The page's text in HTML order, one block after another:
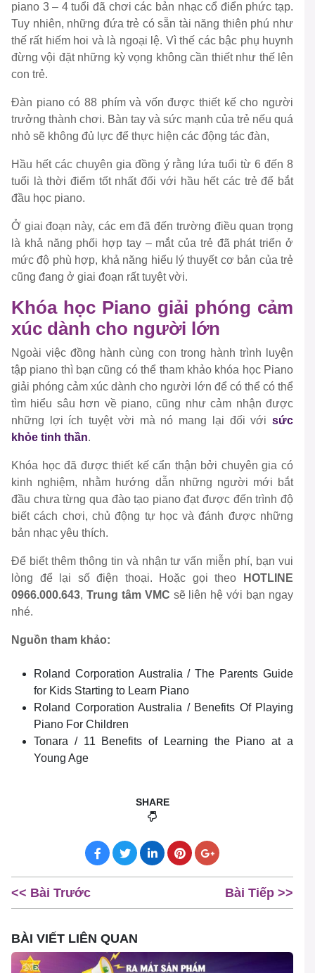
piano 3 – 4 tuổi đã chơi các bản nhạc cổ điển phức tạp.
Tuy nhiên, những đứa trẻ có sẵn tài năng thiên phú như
thế rất hiếm hoi và là ngoại lệ. Vì thế các bậc phụ huynh
đừng vội đặt những kỳ vọng không cần thiết như thế lên
con trẻ.
Đàn piano có 88 phím và vốn được thiết kế cho người
trưởng thành chơi. Bàn tay và sức mạnh của trẻ nếu quá
nhỏ sẽ không đủ lực để thực hiện các động tác đàn,
Hầu hết các chuyên gia đồng ý rằng lứa tuổi từ 6 đến 8
tuổi là thời điểm tốt nhất đối với hầu hết các trẻ để bắt
đầu học piano.
Ở giai đoạn này, các em đã đến trường điều quan trọng
là khả năng phối hợp tay – mắt của trẻ đã phát triển ở
mức độ phù hợp, khả năng hiểu lý thuyết cơ bản của trẻ
cũng đang ở giai đoạn rất tuyệt vời.
Khóa học Piano giải phóng cảm
xúc dành cho người lớn
Ngoài việc đồng hành cùng con trong hành trình luyện
tập piano thì bạn cũng có thể tham khảo khóa học Piano
giải phóng cảm xúc dành cho người lớn để có thể có thể
tìm hiểu sâu hơn về piano, cũng như cảm nhận được
những lợi ích tuyệt vời mà nó mang lại đối với sức
khỏe tinh thần.
Khóa học đã được thiết kế cẩn thận bởi chuyên gia có
kinh nghiệm, nhằm hướng dẫn những người mới bắt
đầu chưa từng qua đào tạo piano đạt được đến trình độ
biết cách chơi, chủ động tự học và đánh được những
bản nhạc yêu thích.
Để biết thêm thông tin và nhận tư vấn miễn phí, bạn vui
lòng để lại số điện thoại. Hoặc gọi theo
HOTLINE
0966.000.643, Trung tâm VMC sẽ liên hệ với bạn ngay
nhé.
Nguồn tham khảo:
Roland Corporation Australia / The Parents Guide
for Kids Starting to Learn Piano
Roland Corporation Australia / Benefits Of Playing
Piano For Children
Tonara / 11 Benefits of Learning the Piano at a
Young Age
SHARE
<< Bài Trước Bài Tiếp >>
BÀI VIẾT LIÊN QUAN